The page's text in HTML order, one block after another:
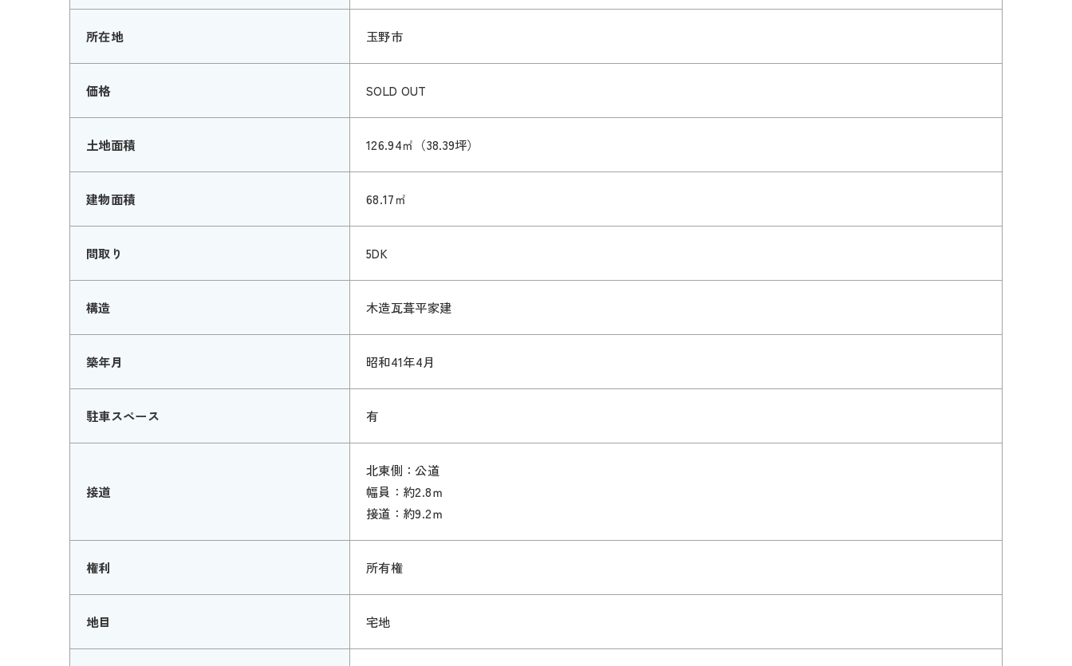
所在地 玉野市
価格 SOLD OUT
土地面積 126.94㎡（38.39坪）
建物面積 68.17㎡
間取り 5DK
構造 木造瓦葺平家建
築年月 昭和41年4月
駐車スペース 有
接道
北東側：公道
幅員：約2.8ｍ
接道：約9.2ｍ
権利 所有権
地目 宅地